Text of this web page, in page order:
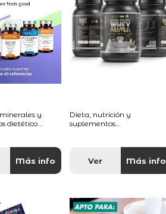
y
dietético...
Más info
Dieta, nutrición y
suplementos...
Ver Más info